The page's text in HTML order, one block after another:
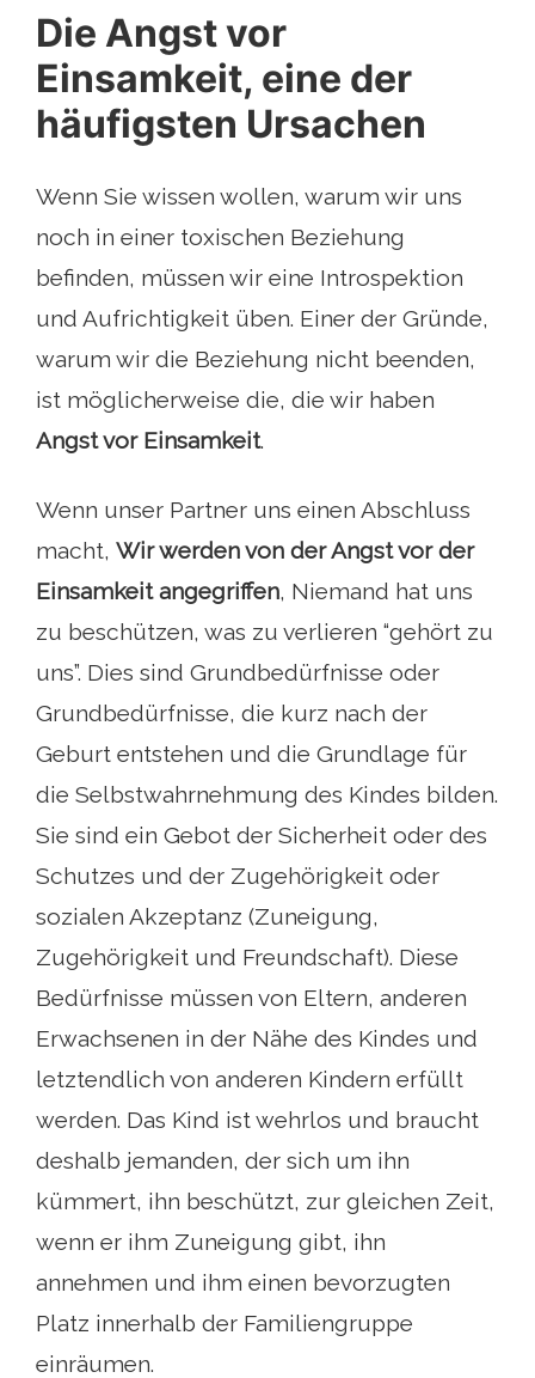
Die Angst vor
Einsamkeit, eine der
häufigsten Ursachen
Wenn Sie wissen wollen, warum wir uns
noch in einer toxischen Beziehung
befinden, müssen wir eine Introspektion
und Aufrichtigkeit üben. Einer der Gründe,
warum wir die Beziehung nicht beenden,
ist möglicherweise die, die wir haben
Angst vor Einsamkeit.
Wenn unser Partner uns einen Abschluss
macht, Wir werden von der Angst vor der
Einsamkeit angegriffen, Niemand hat uns
zu beschützen, was zu verlieren “gehört zu
uns”. Dies sind Grundbedürfnisse oder
Grundbedürfnisse, die kurz nach der
Geburt entstehen und die Grundlage für
die Selbstwahrnehmung des Kindes bilden.
Sie sind ein Gebot der Sicherheit oder des
Schutzes und der Zugehörigkeit oder
sozialen Akzeptanz (Zuneigung,
Zugehörigkeit und Freundschaft). Diese
Bedürfnisse müssen von Eltern, anderen
Erwachsenen in der Nähe des Kindes und
letztendlich von anderen Kindern erfüllt
werden. Das Kind ist wehrlos und braucht
deshalb jemanden, der sich um ihn
kümmert, ihn beschützt, zur gleichen Zeit,
wenn er ihm Zuneigung gibt, ihn
annehmen und ihm einen bevorzugten
Platz innerhalb der Familiengruppe
einräumen.